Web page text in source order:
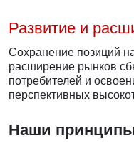
Развитие и
Сохранение позиций
расширение рынков
потребителей и
перспективных
Наши